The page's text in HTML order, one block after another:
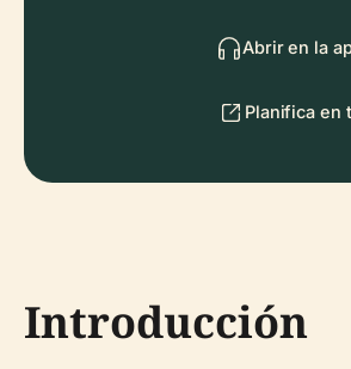
Abrir en la
Planifica en
Introducción